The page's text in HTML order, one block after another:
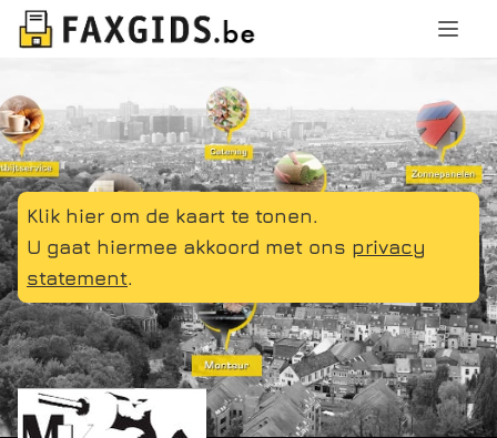
Klik hier om de kaart te tonen.
U gaat hiermee akkoord met ons privacy
statement.